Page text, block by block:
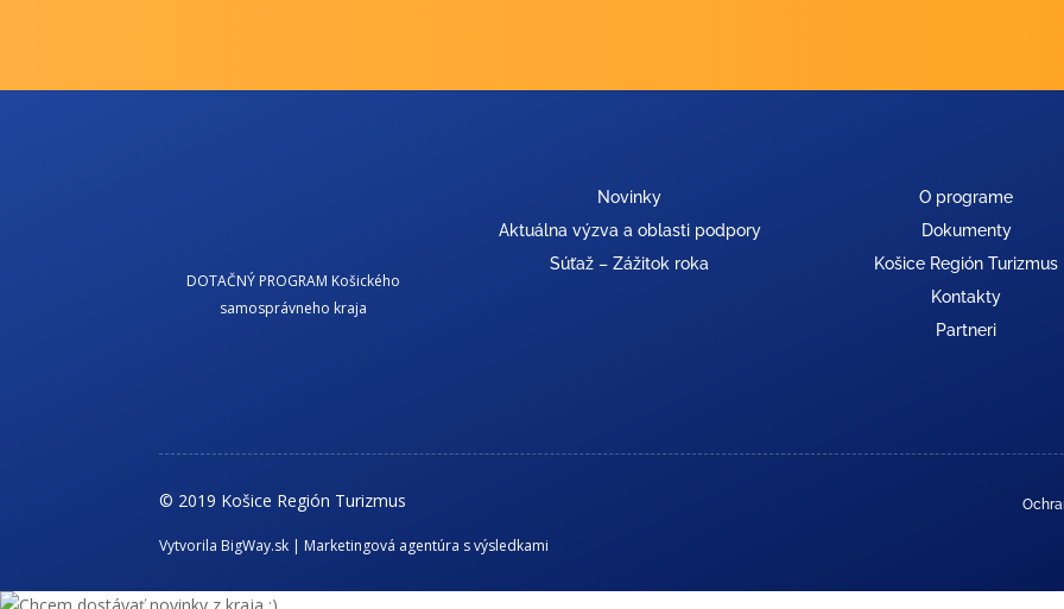
DOTAČNÝ PROGRAM Košického
samosprávneho kraja
Novinky
Aktuálna výzva a oblasti podpory
Súťaž – Zážitok roka
O programe
Dokumenty
Košice Región Turizmus
Kontakty
Partneri
© 2019 Košice Región Turizmus
Vytvorila BigWay.sk | Marketingová agentúra s výsledkami